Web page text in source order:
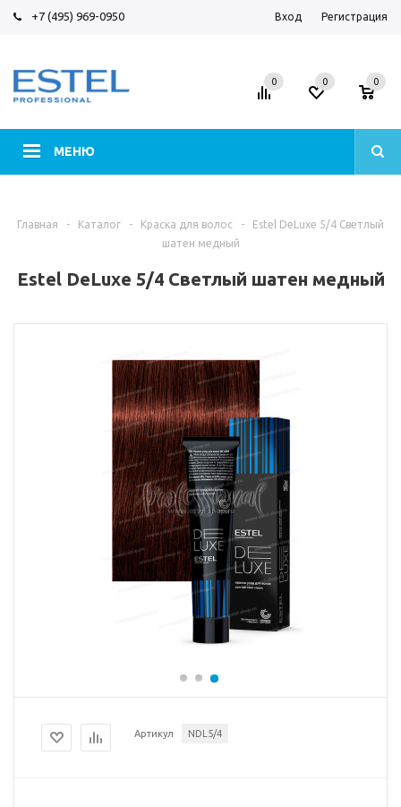
+7 (495) 969-0950 Вход Регистрация
МЕНЮ
0 0 0
Главная - Каталог - Краска для волос -
Estel DeLuxe 5/4 Светлый
шатен медный
Estel DeLuxe 5/4 Светлый шатен медный
Артикул NDL5/4